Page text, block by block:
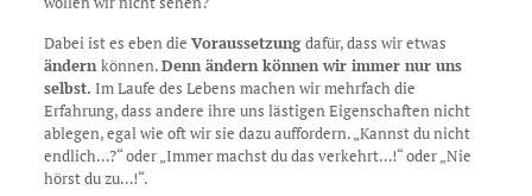
Dabei ist es eben die Voraussetzungdafür, dass wir etwas
ändernkönnen.Denn ändern können wir immer nur uns
selbst. Im Laufe des Lebens machen wir mehrfach die
Erfahrung, dass andere ihre uns lästigen Eigenschaften nicht
ablegen, egal wie oft wir sie dazu auffordern. „Kannst du nicht
endlich…?“ oder „Immer machst du das verkehrt…!“ oder „Nie
hörst du zu…!“.